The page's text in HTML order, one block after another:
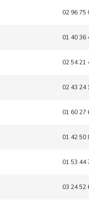
02 96 75
01 40 36
02 54 21
02 43 24
01 60 27
01 42 50
01 53 44
03 24 52